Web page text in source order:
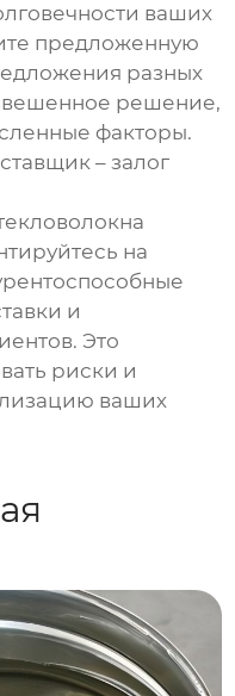
ваших
предложенную
разных
решение,
факторы.
– залог
на
и
Это
риски и
ваших